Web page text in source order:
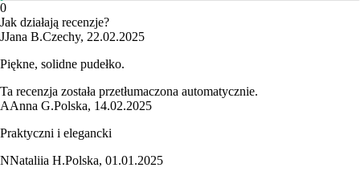
0
Jak działają recenzje?
JJana B.Czechy, 22.02.2025
Piękne, solidne pudełko.
Ta recenzja została przetłumaczona automatycznie.
AAnna G.Polska, 14.02.2025
Praktyczni i elegancki
NNataliia H.Polska, 01.01.2025